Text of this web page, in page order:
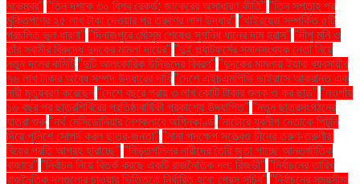
নভেম্বর" "তিন দশকে ৩০ বিশ্ব রেকর্ড: জাকেরের অসাধারণ কীর্তি" "তিন সপ্তাহ পর
মুক্তিপণের ২৫ লাখ টাকা দেওয়ার পর তরুণের লাশ উদ্ধার" "থাইরয়েড সম্পর্কিত ৫টি
প্রচলিত ভুল ধারণা" "দিনাজপুরে মৌসুম শেষেও সুগন্ধি ধানের দাম হ্রাস" "দীপু মনি ও
তাঁর স্বামীর বিরুদ্ধে দুদকের মামলা দায়ের" "দুই প্ল্যাটফর্মের সমানসংখ্যক নেতা নিয়ে
নতুন দলের কমিটি "দুটি আলংকারিক উদ্ভিদের বিবরণ" "দুদকের মামলায় ইয়াবা ব্যবসায়ীর
৭৬ লাখ টাকার অবৈধ সম্পদ উদ্ধারের দাবি "দেশে এইচএমপিভি ভাইরাসে আক্রান্ত এক
নারী মৃত্যুবরণ করেছেন "দেশে বছরে প্রায় ৩ লাখ কোটি টাকার শুল্ক ও কর ছাড়" "নওগাঁয়
১৬ বছর পর ছাত্রশিবিরের প্রতিষ্ঠাবার্ষিকী প্রকাশ্যে উদযাপিত" "নতুন ছাত্রসংগঠনের
যাত্রা শুরু "নর্থ মেসিডোনিয়ার নৈশক্লাবে অগ্নিকাণ্ড "নাটোরে যুবলীগ নেতাকে পিটুনি
দিয়ে পুলিশে সোপর্দ করল ছাত্র-জনতা" "নানা পদক্ষেপ সত্ত্বেও চীনের তরুণ-তরুণীরা
বিয়ের প্রতি আগ্রহ হারাচ্ছে" "নিভৃতপল্লির নারীদের তৈরি জুতা পাচ্ছে আন্তর্জাতিক
বাজারে" "নির্বাচন নিয়ে বিতর্ক করছে একটি রাজনৈতিক দল: রিজভী" "নির্বাচনের তারিখ
রাজনৈতিক দলগুলোর চাওয়ার ভিত্তিতে নির্ধারিত হবে: প্রেস সচিব" "নির্বাচনের সময়সীমা